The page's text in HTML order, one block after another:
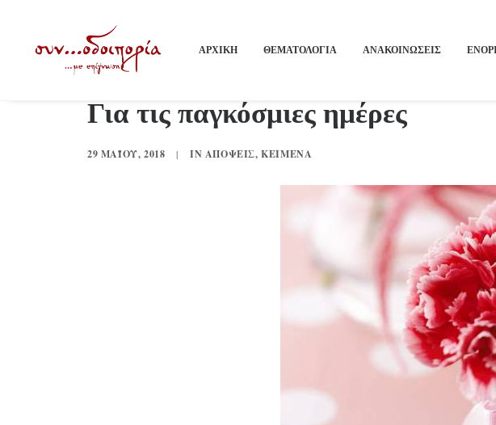
ΑΡΧΙΚΗ ΘΕΜΑΤΟΛΟΓΙΑ ΑΝΑΚΟΙΝΩΣΕΙΣ
Για τις παγκόσμιες ημέρες
29 ΜΑΪ́ΟΥ, 2018 | IN ΑΠΌΨΕΙΣ,ΚΕΊΜΕΝΑ